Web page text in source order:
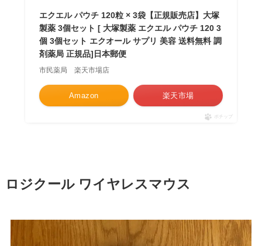
エクエル パウチ 120粒 × 3袋【正規販売店】大塚
製薬 3個セット [ 大塚製薬 エクエル パウチ 120 3
個 3個セット エクオール サプリ 美容 送料無料 調
剤薬局 正規品]日本郵便
市民薬局 楽天市場店
Amazon 楽天市場
ポチップ
ロジクール ワイヤレスマウス